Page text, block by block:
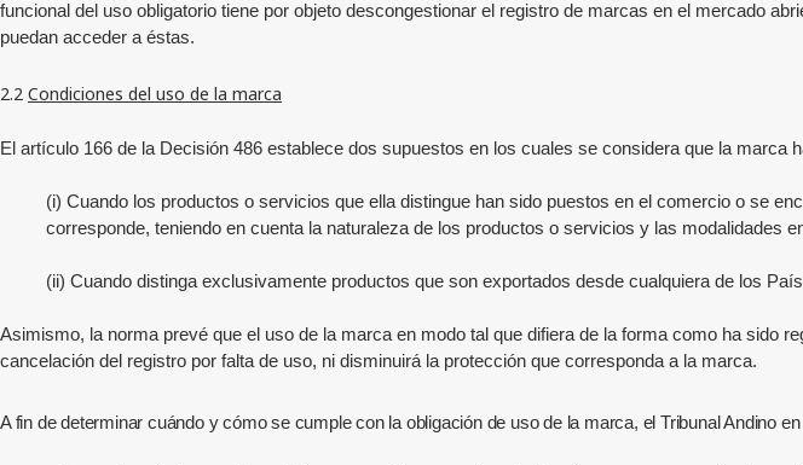
funcional del uso obligatorio tiene por objeto descongestionar el registro de marcas en el mercado
puedan acceder a éstas.
2.2 Condiciones del uso de la marca
El artículo 166 de la Decisión 486 establece dos supuestos en los cuales se considera que la marca
(i) Cuando los productos o servicios que ella distingue han sido puestos en el comercio o se
corresponde, teniendo en cuenta la naturaleza de los productos o servicios y las modalidades
(ii) Cuando distinga exclusivamente productos que son exportados desde cualquiera de los
Asimismo, la norma prevé que el uso de la marca en modo tal que difiera de la forma como ha sido
cancelación del registro por falta de uso, ni disminuirá la protección que corresponda a la marca.
A fin de determinar cuándo y cómo se cumple con la obligación de uso de la marca, el Tribunal Andino